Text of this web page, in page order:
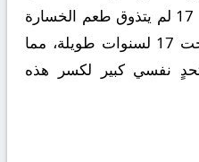
فالتاريخ يذكر أن فرنسا تحت 17 لم يتذوق طعم الخسارة
على ملعبه أمام الدنمارك تحت 17 لسنوات طويلة، مما
نفسي كبير لكسر هذه